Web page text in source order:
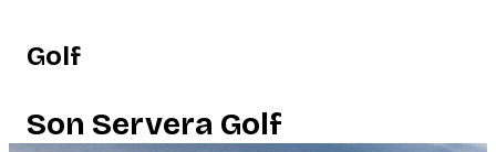
Golf
Son Servera Golf